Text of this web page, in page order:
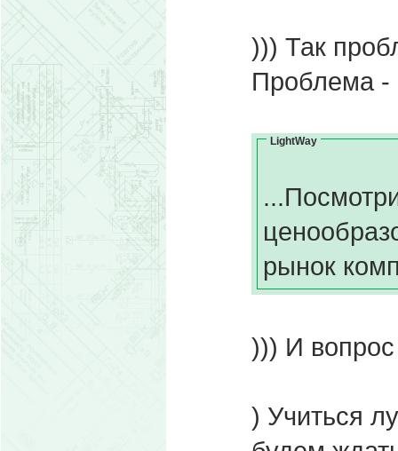
))) Так
Проблема -
LightWay
рынок
))) И
) Учиться